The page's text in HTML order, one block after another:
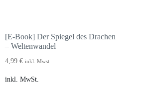
[E-Book] Der Spiegel des Drachen
– Weltenwandel
4,99 € inkl. Mwst
inkl. MwSt.